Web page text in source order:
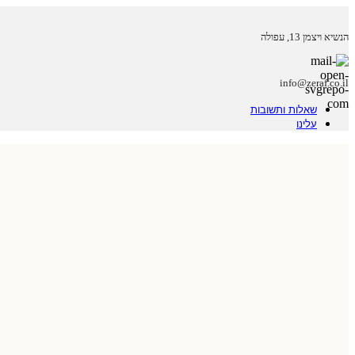
הנשיא ויצמן 13, עפולה
info@zeraf.co.il
שאלות ותשובות
עלינו